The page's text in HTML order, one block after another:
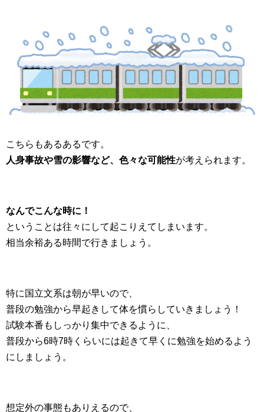
こちらもあるあるです。
人身事故や雪の影響など、色々な可能性が考えられます。
なんでこんな時に！
ということは往々にして起こりえてしまいます。
相当余裕ある時間で行きましょう。
特に国立文系は朝が早いので、
普段の勉強から早起きして体を慣らしていきましょう！
試験本番もしっかり集中できるように、
普段から6時7時くらいには起きて早くに勉強を始めるよう
にしましょう。
想定外の事態もありえるので、